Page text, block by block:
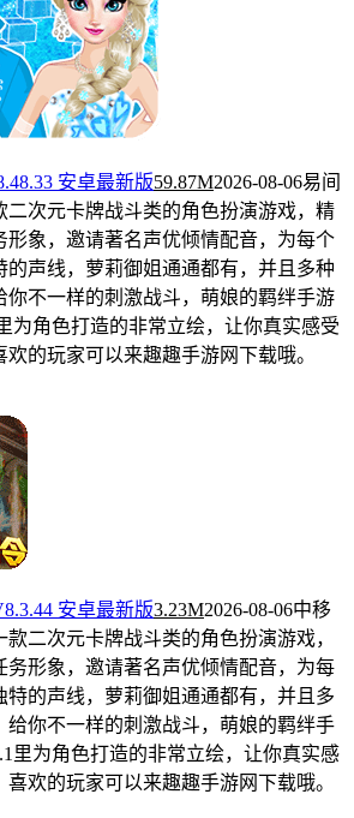
安卓最新版59.87M2026-08-06易间
二次元卡牌战斗类的角色扮演游戏，精
形象，邀请著名声优倾情配音，为每个
的声线，萝莉御姐通通都有，并且多种
你不一样的刺激战斗，萌娘的羁绊手游
为角色打造的非常立绘，让你真实感受
的玩家可以来趣趣手游网下载哦。
安卓最新版3.23M2026-08-06中移
二次元卡牌战斗类的角色扮演游戏，
务形象，邀请著名声优倾情配音，为每
特的声线，萝莉御姐通通都有，并且多
给你不一样的刺激战斗，萌娘的羁绊手
里为角色打造的非常立绘，让你真实感
喜欢的玩家可以来趣趣手游网下载哦。